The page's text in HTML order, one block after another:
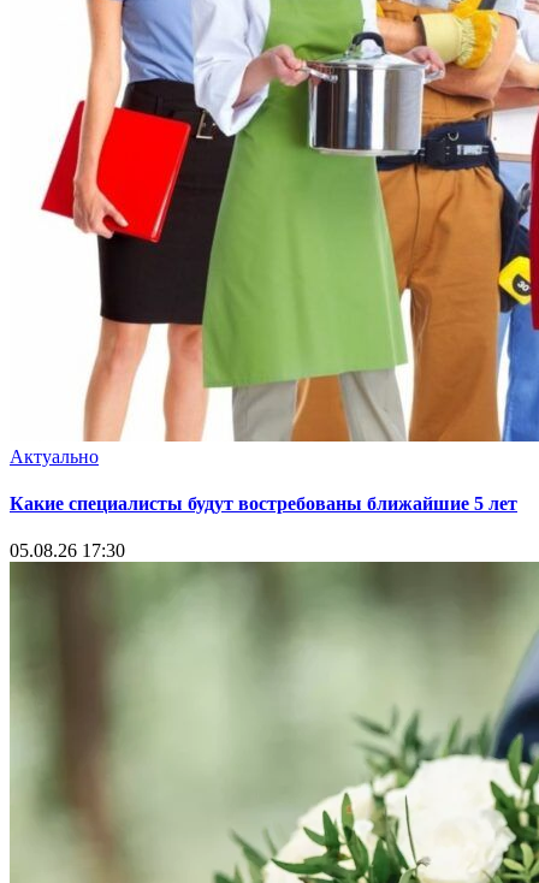
Актуально
Какие специалисты будут востребованы ближайшие 5 лет
05.08.26 17:30